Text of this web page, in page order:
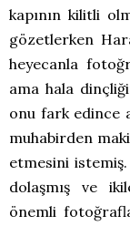
kapının kilitli
gözetlerken
heyecanla
ama hala
onu fark edince
muhabirden
etmesini istemiş.
dolaşmış ve
önemli